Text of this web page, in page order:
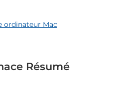
ordinateur Mac
Résumé